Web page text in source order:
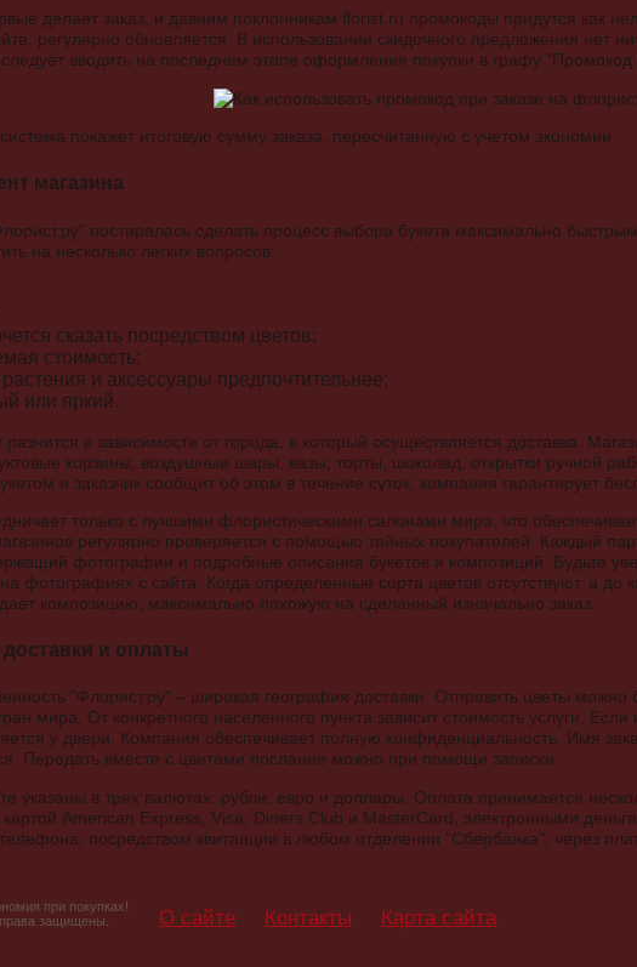
делает заказ, и давним поклонникам florist.ru промокоды придутся как
регулярно обновляется. В использовании скидочного предложения нет
вводить на последнем этапе оформления покупки в графу "Промокод
покажет итоговую сумму заказа, пересчитанную с учетом экономии.
магазина
постаралась сделать процесс выбора букета максимально
на несколько легких вопросов:
сказать посредством цветов;
стоимость;
растения и аксессуары предпочтительнее;
или яркий.
разнится в зависимости от города, в который осуществляется доставка.
корзины, воздушные шары, вазы, торты, шоколад, открытки ручной
и заказчик сообщит об этом в течение суток, компания гарантирует
только с лучшими флористическими салонами мира, что
регулярно проверяется с помощью тайных покупателей. Каждый
фотографии и подробные описания букетов и композиций. Будьте
фотографиях с сайта. Когда определенные сорта цветов отсутствуют, а до
композицию, максимально похожую на сделанный изначально заказ.
и оплаты
"Флорист.ру" – широкая география доставки. Отправить цветы можно
мира. От конкретного населенного пункта зависит стоимость услуги.
у двери. Компания обеспечивает полную конфиденциальность. Имя
Передать вместе с цветами послание можно при помощи записки.
указаны в трех валютах: рубли, евро и доллары. Оплата принимается
картой American Express, Visa, Diners Club и MasterCard, электронными
посредством квитанции в любом отделении "Сбербанка", через
при покупках!
защищены.
О сайте Контакты Карта сайта